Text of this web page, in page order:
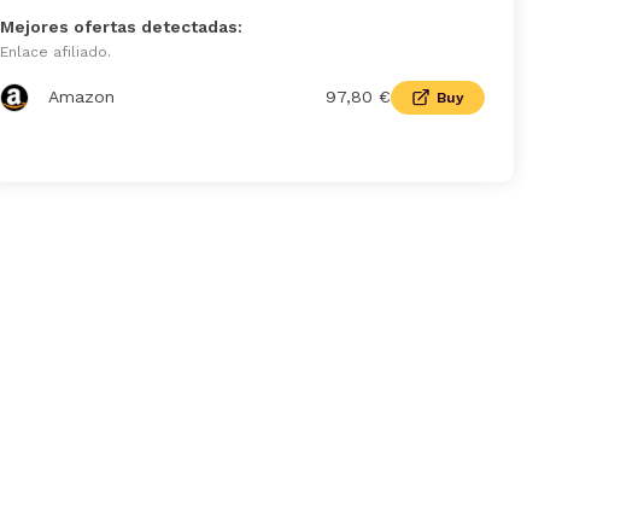
Mejores ofertas detectadas:
Enlace afiliado.
Amazon 97,80 € Buy